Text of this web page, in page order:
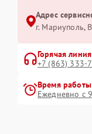
Адрес
г. Мариуполь,
Горячая линия
+7 (863) 333-
Время работы
Ежедневно с